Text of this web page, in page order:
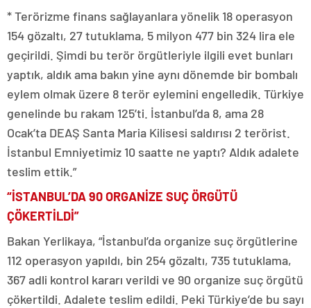
* Terörizme finans sağlayanlara yönelik 18 operasyon
154 gözaltı, 27 tutuklama, 5 milyon 477 bin 324 lira ele
geçirildi. Şimdi bu terör örgütleriyle ilgili evet bunları
yaptık, aldık ama bakın yine aynı dönemde bir bombalı
eylem olmak üzere 8 terör eylemini engelledik. Türkiye
genelinde bu rakam 125’ti. İstanbul’da 8, ama 28
Ocak’ta DEAŞ Santa Maria Kilisesi saldırısı 2 terörist.
İstanbul Emniyetimiz 10 saatte ne yaptı? Aldık adalete
teslim ettik.”
“İSTANBUL’DA 90 ORGANİZE SUÇ ÖRGÜTÜ
ÇÖKERTİLDİ”
Bakan Yerlikaya, “İstanbul’da organize suç örgütlerine
112 operasyon yapıldı, bin 254 gözaltı, 735 tutuklama,
367 adli kontrol kararı verildi ve 90 organize suç örgütü
çökertildi. Adalete teslim edildi. Peki Türkiye’de bu sayı